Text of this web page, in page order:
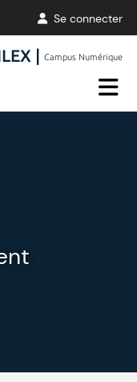
Se connecter
|Campus Numérique